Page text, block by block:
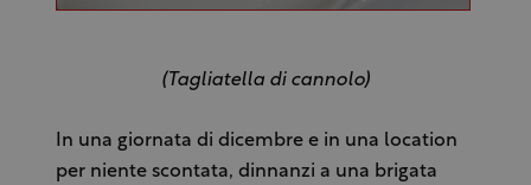
(Tagliatella di cannolo)
In una giornata di dicembre e in una location
per niente scontata, dinnanzi a una brigata